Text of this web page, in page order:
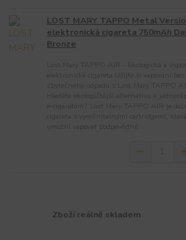
LOST MARY TAPPO Metal
elektronická cigareta 750mAh
Bronze
Zboží reálně skladem